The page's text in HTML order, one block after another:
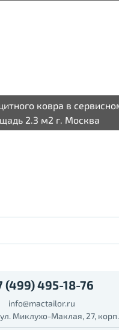
ковра в
2.3 м2 г. Москва
(499) 495-18-76
info@mactailor.ru
Миклухо-Маклая, 27, корп.